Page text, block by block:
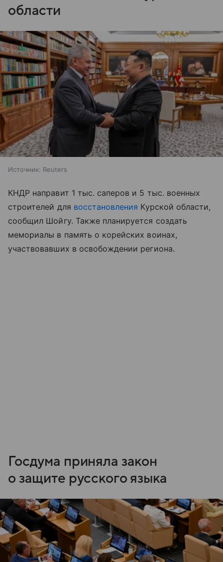
области
Источник: Reuters
КНДР направит 1 тыс. саперов и 5 тыс. военных
строителей для восстановления Курской области,
сообщил Шойгу. Также планируется создать
мемориалы в память о корейских воинах,
участвовавших в освобождении региона.
Госдума приняла закон
о защите русского языка